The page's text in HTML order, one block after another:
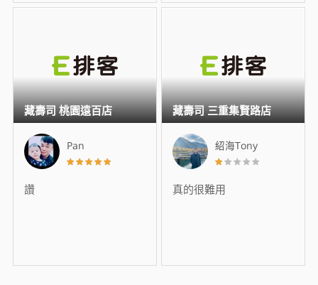
Pan
讚
藏壽司 桃園遠百店
紹海Tony
真的很難用
藏壽司 三重集賢路店